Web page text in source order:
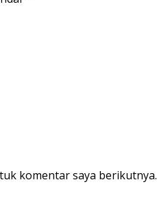
komentar saya berikutnya.